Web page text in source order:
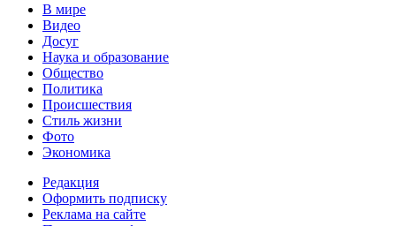
В мире
Видео
Досуг
Наука и образование
Общество
Политика
Происшествия
Стиль жизни
Фото
Экономика
Редакция
Оформить подписку
Реклама на сайте